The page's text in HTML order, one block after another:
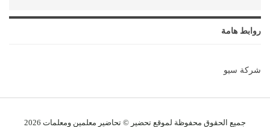
روابط هامة
شركة سيو
جميع الحقوق محفوظة لموقع تحضير © تحاضير معلمين ومعلمات